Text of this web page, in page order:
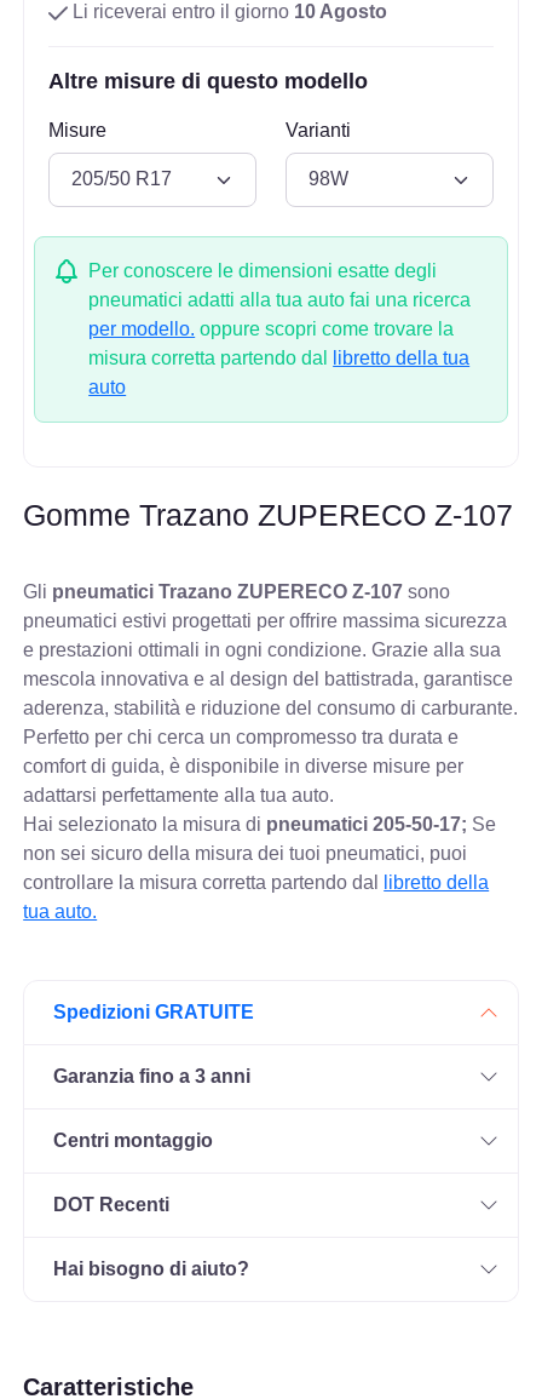
Li riceverai entro il giorno 10 Agosto
Altre misure di questo modello
Misure Varianti
Per conoscere le dimensioni esatte degli
pneumatici adatti alla tua auto fai una ricerca
per modello. oppure scopri come trovare la
misura corretta partendo dal
libretto della tua
auto
Gomme Trazano ZUPERECO Z-107
Gli pneumatici Trazano ZUPERECO Z-107 sono
pneumatici estivi progettati per offrire massima sicurezza
e prestazioni ottimali in ogni condizione. Grazie alla sua
mescola innovativa e al design del battistrada, garantisce
aderenza, stabilità e riduzione del consumo di carburante.
Perfetto per chi cerca un compromesso tra durata e
comfort di guida, è disponibile in diverse misure per
adattarsi perfettamente alla tua auto.
Hai selezionato la misura di pneumatici205-50-17; Se
non sei sicuro della misura dei tuoi pneumatici, puoi
controllare la misura corretta partendo dal
libretto della
tua auto.
Spedizioni GRATUITE
Garanzia fino a 3 anni
Centri montaggio
DOT Recenti
Hai bisogno di aiuto?
Caratteristiche